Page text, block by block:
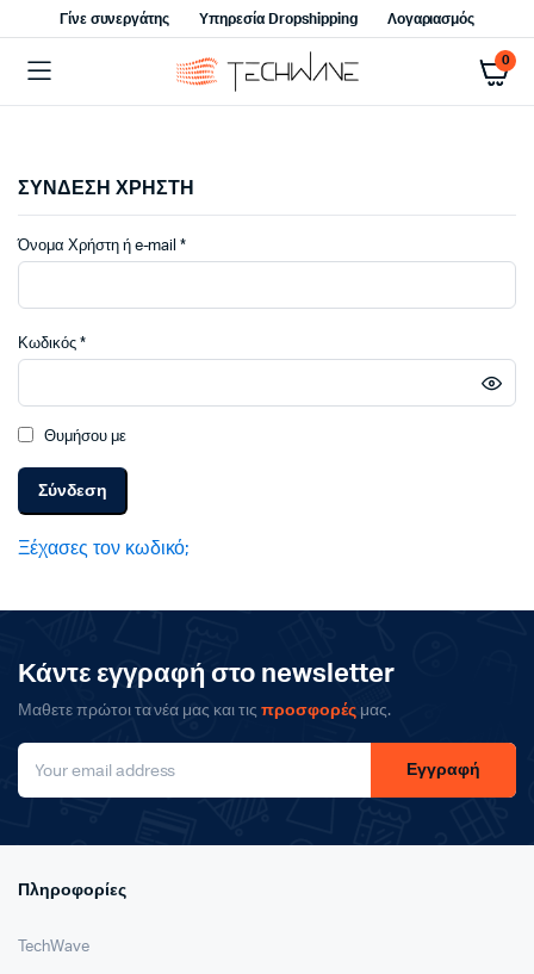
Γίνε συνεργάτης Υπηρεσία Dropshipping Λογαριασμός
0
ΣΥΝΔΕΣΗ ΧΡΗΣΤΗ
Όνομα Χρήστη ή e-mail*Απαιτείται
Κωδικός *Απαιτείται
Θυμήσου με
Σύνδεση
Ξέχασες τον κωδικό;
Κάντε εγγραφή στο newsletter
Μαθετε πρώτοι τα νέα μας και τιςπροσφορέςμας.
Εγγραφή
Πληροφορίες
TechWave